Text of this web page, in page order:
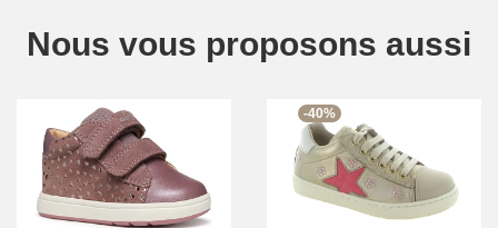
Nous vous proposons aussi
-40%